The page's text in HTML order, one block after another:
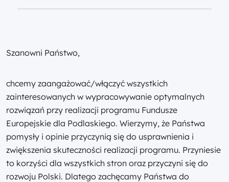
Szanowni Państwo,
chcemy zaangażować/włączyć wszystkich
zainteresowanych w wypracowywanie optymalnych
rozwiązań przy realizacji programu Fundusze
Europejskie dla Podlaskiego. Wierzymy, że Państwa
pomysły i opinie przyczynią się do usprawnienia i
zwiększenia skuteczności realizacji programu. Przyniesie
to korzyści dla wszystkich stron oraz przyczyni się do
rozwoju Polski. Dlatego zachęcamy Państwa do